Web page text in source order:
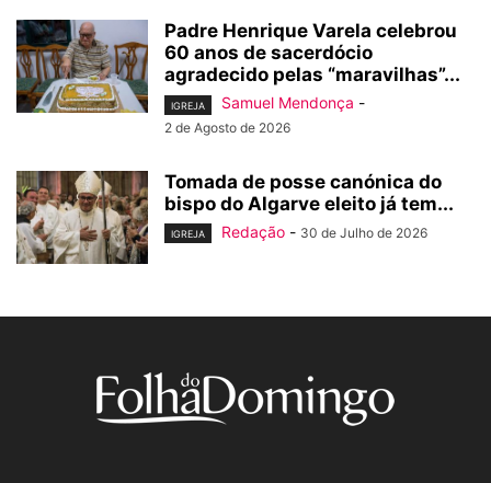
Padre Henrique Varela celebrou
60 anos de sacerdócio
agradecido pelas “maravilhas”...
IGREJA Samuel Mendonça -
2 de Agosto de 2026
Tomada de posse canónica do
bispo do Algarve eleito já tem...
IGREJA Redação - 30 de Julho de 2026